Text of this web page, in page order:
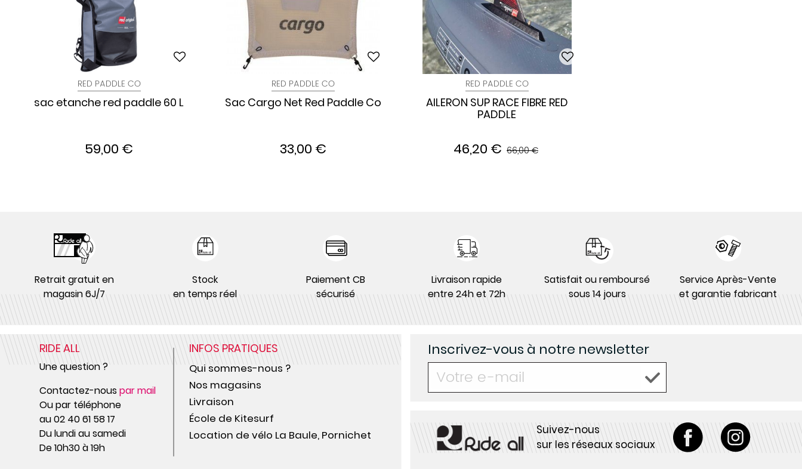
RED PADDLE CO
sac etanche red paddle 60 L
59,00 €
RED PADDLE CO
Sac Cargo Net Red Paddle Co
33,00 €
RED PADDLE CO
AILERON SUP RACE FIBRE RED
PADDLE
46,20 € 66,00 €
Retrait gratuit en
magasin 6J/7
Stock
en temps réel
Paiement CB
sécurisé
Livraison rapide
entre 24h et 72h
Satisfait ou remboursé
sous 14 jours
Service Après-Vente
et garantie fabricant
RIDE ALL
Une question ?
Contactez-nouspar mail
Ou par téléphone
au 02 40 61 58 17
Du lundi au samedi
De 10h30 à 19h
INFOS PRATIQUES
Qui sommes-nous ?
Nos magasins
Livraison
École de Kitesurf
Location de vélo La Baule, Pornichet
Inscrivez-vous à notre newsletter
Suivez-nous
sur les réseaux sociaux